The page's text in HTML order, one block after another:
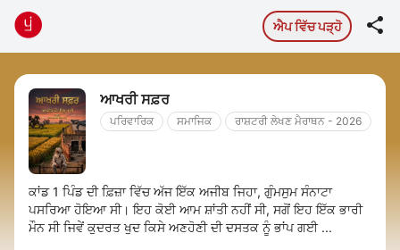
ਐਪ ਵਿੱਚ ਪੜ੍ਹੋ 
ਆਖਰੀ ਸਫ਼ਰ
ਪਰਿਵਾਰਿਕ ਸਮਾਜਿਕ ਰਾਸ਼ਟਰੀ ਲੇਖਣ ਮੈਰਾਥਨ - 2026
ਕਾਂਡ 1 ਪਿੰਡ ਦੀ ਫ਼ਿਜ਼ਾ ਵਿੱਚ ਅੱਜ ਇੱਕ ਅਜੀਬ ਜਿਹਾ, ਗੁੰਮਸੁਮ ਸੰਨਾਟਾ
ਪਸਰਿਆ ਹੋਇਆ ਸੀ। ਇਹ ਕੋਈ ਆਮ ਸ਼ਾਂਤੀ ਨਹੀਂ ਸੀ, ਸਗੋਂ ਇਹ ਇੱਕ ਭਾਰੀ
ਮੌਨ ਸੀ ਜਿਵੇਂ ਕੁਦਰਤ ਖੁਦ ਕਿਸੇ ਅਣਹੋਣੀ ਦੀ ਦਸਤਕ ਨੂੰ ਭਾਂਪ ਗਈ ...